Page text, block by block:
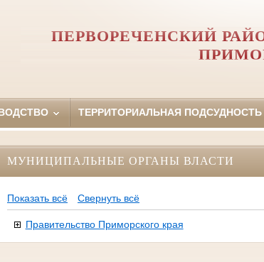
ПЕРВОРЕЧЕНСКИЙ
ТЕРРИТОРИАЛЬНАЯ ПОДСУДНОСТЬ
МУНИЦИПАЛЬНЫЕ ОРГАНЫ ВЛАСТИ
Показать всё Свернуть всё
Правительство Приморского края